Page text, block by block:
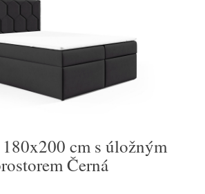
cm s úložným
Černá